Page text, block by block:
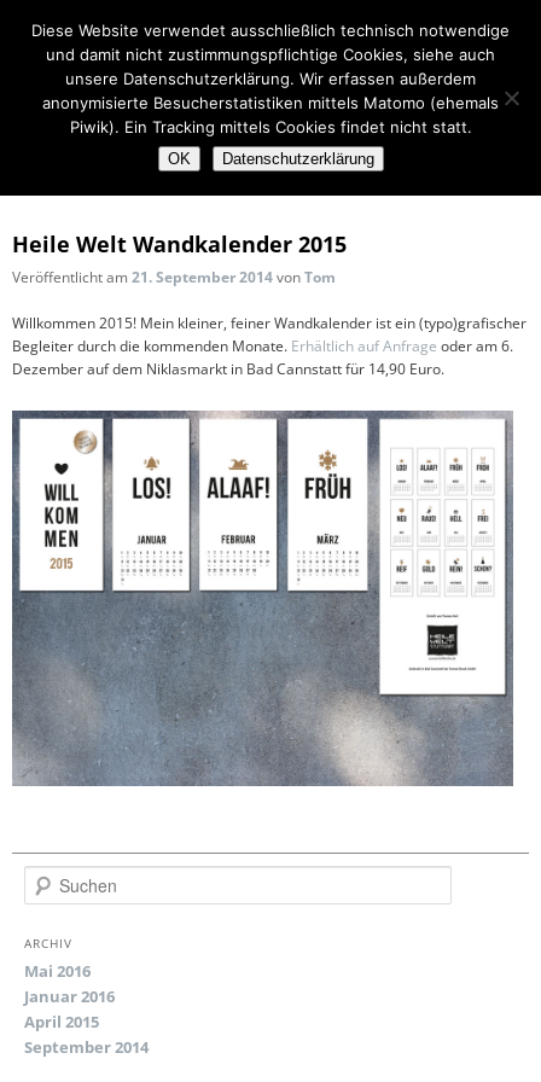
primären
sekundären
Hauptmenü
ZUM
PRIMÄREN
INHALT
SPRINGEN
ZUM
SEKUNDÄREN
INHALT
SPRINGEN
POWERPOINT
PRINT
WEB
Monatsarchiv:September 2014
Heile Welt Wandkalender 2015
Veröffentlicht am 21. September 2014vonTom
Willkommen 2015! Mein kleiner, feiner Wandkalender ist ein (typo)grafischer
Begleiter durch die kommenden Monate. Erhältlich auf Anfrage oder am 6.
Dezember auf dem Niklasmarkt in Bad Cannstatt für 14,90 Euro.
u
h
e
n
ARCHIV
Mai 2016
Januar 2016
April 2015
September 2014
Diese Website verwendet ausschließlich technisch notwendige
und damit nicht zustimmungspflichtige Cookies, siehe auch
unsere Datenschutzerklärung. Wir erfassen außerdem
anonymisierte Besucherstatistiken mittels Matomo (ehemals
Piwik). Ein Tracking mittels Cookies findet nicht statt.
OK Datenschutzerklärung